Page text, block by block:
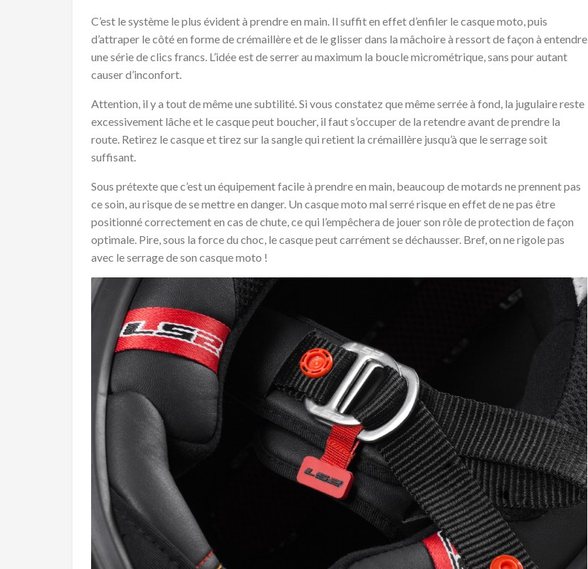
C’est le système le plus évident à prendre en main. Il suffit en effet d’enfiler le casque moto, puis
d’attraper le côté en forme de crémaillère et de le glisser dans la mâchoire à ressort de façon à entendre
une série de clics francs. L’idée est de serrer au maximum la boucle micrométrique, sans pour autant
causer d’inconfort.
Attention, il y a tout de même une subtilité. Si vous constatez que même serrée à fond, la jugulaire reste
excessivement lâche et le casque peut boucher, il faut s’occuper de la retendre avant de prendre la
route. Retirez le casque et tirez sur la sangle qui retient la crémaillère jusqu’à que le serrage soit
suffisant.
Sous prétexte que c’est un équipement facile à prendre en main, beaucoup de motards ne prennent pas
ce soin, au risque de se mettre en danger. Un casque moto mal serré risque en effet de ne pas être
positionné correctement en cas de chute, ce qui l’empêchera de jouer son rôle de protection de façon
optimale. Pire, sous la force du choc, le casque peut carrément se déchausser. Bref, on ne rigole pas
avec le serrage de son casque moto !